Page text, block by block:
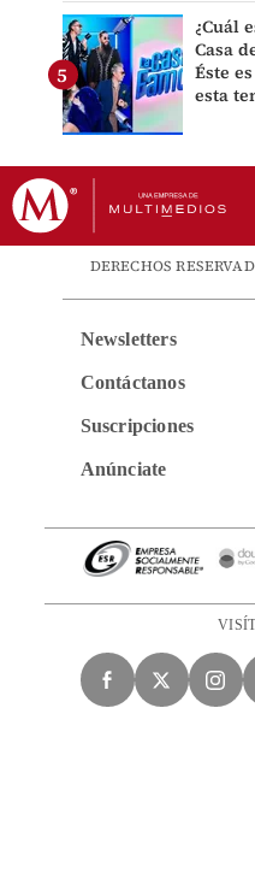
¿Cuál
Casa
Éste
esta
DERECHOS
Newsletters
Contáctanos
Suscripciones
Anúnciate